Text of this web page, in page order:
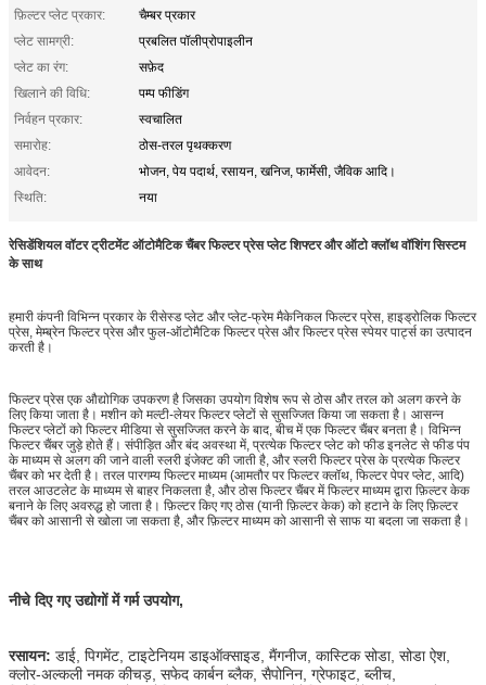
फ़िल्टर प्लेट प्रकार:
चैम्बर प्रकार
प्लेट सामग्री:
प्रबलित पॉलीप्रोपाइलीन
प्लेट का रंग:
सफ़ेद
खिलाने की विधि:
पम्प फीडिंग
निर्वहन प्रकार:
स्वचालित
समारोह:
ठोस-तरल पृथक्करण
आवेदन:
भोजन, पेय पदार्थ, रसायन, खनिज, फार्मेसी, जैविक आदि।
स्थिति:
नया
रेसिडेंशियल वॉटर ट्रीटमेंट ऑटोमैटिक चैंबर फिल्टर प्रेस प्लेट शिफ्टर और ऑटो क्लॉथ वॉशिंग सिस्टम
के साथ
हमारी कंपनी विभिन्न प्रकार के रीसेस्ड प्लेट और प्लेट-फ्रेम मैकेनिकल फिल्टर प्रेस, हाइड्रोलिक फिल्टर
प्रेस, मेम्ब्रेन फिल्टर प्रेस और फुल-ऑटोमैटिक फिल्टर प्रेस और फिल्टर प्रेस स्पेयर पार्ट्स का उत्पादन
करती है।
फिल्टर प्रेस एक औद्योगिक उपकरण है जिसका उपयोग विशेष रूप से ठोस और तरल को अलग करने के
लिए किया जाता है। मशीन को मल्टी-लेयर फिल्टर प्लेटों से सुसज्जित किया जा सकता है। आसन्न
फिल्टर प्लेटों को फिल्टर मीडिया से सुसज्जित करने के बाद, बीच में एक फिल्टर चैंबर बनता है। विभिन्न
फिल्टर चैंबर जुड़े होते हैं। संपीड़ित और बंद अवस्था में, प्रत्येक फिल्टर प्लेट को फीड इनलेट से फीड पंप
के माध्यम से अलग की जाने वाली स्लरी इंजेक्ट की जाती है, और स्लरी फिल्टर प्रेस के प्रत्येक फिल्टर
चैंबर को भर देती है। तरल पारगम्य फिल्टर माध्यम (आमतौर पर फिल्टर क्लॉथ, फिल्टर पेपर प्लेट, आदि)
तरल आउटलेट के माध्यम से बाहर निकलता है, और ठोस फिल्टर चैंबर में फिल्टर माध्यम द्वारा फ़िल्टर केक
बनाने के लिए अवरुद्ध हो जाता है। फ़िल्टर किए गए ठोस (यानी फ़िल्टर केक) को हटाने के लिए फ़िल्टर
चैंबर को आसानी से खोला जा सकता है, और फ़िल्टर माध्यम को आसानी से साफ या बदला जा सकता है।
नीचे दिए गए उद्योगों में गर्म उपयोग,
रसायन: डाई, पिगमेंट, टाइटेनियम डाइऑक्साइड, मैंगनीज, कास्टिक सोडा, सोडा ऐश,
क्लोर-अल्कली नमक कीचड़, सफेद कार्बन ब्लैक, सैपोनिन, ग्रेफाइट, ब्लीच,